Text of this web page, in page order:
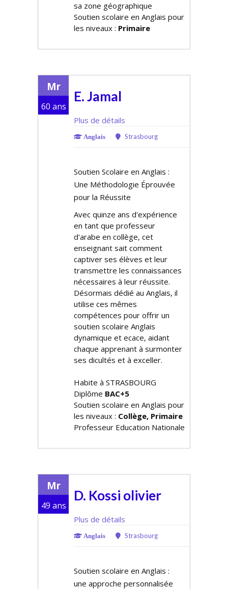
sa zone géographique
Soutien scolaire en Anglais pour
les niveaux : Primaire
Mr
60 ans
E. Jamal
Plus de détails
Anglais Strasbourg
Soutien Scolaire en Anglais :
Une Méthodologie Éprouvée
pour la Réussite
Avec quinze ans d'expérience
en tant que professeur
d'arabe en collège, cet
enseignant sait comment
captiver ses élèves et leur
transmettre les connaissances
nécessaires à leur réussite.
Désormais dédié au Anglais, il
utilise ces mêmes
compétences pour offrir un
soutien scolaire Anglais
dynamique et efficace, aidant
chaque apprenant à surmonter
ses difficultés et à exceller.
Habite à STRASBOURG
Diplôme BAC+5
Soutien scolaire en Anglais pour
les niveaux : Collège, Primaire
Professeur Education Nationale
Mr
49 ans
D. Kossi olivier
Plus de détails
Anglais Strasbourg
Soutien scolaire en Anglais :
une approche personnalisée